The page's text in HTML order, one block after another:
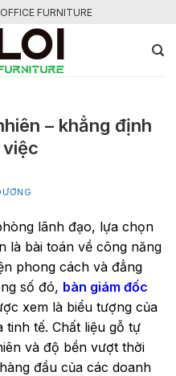
FURNITURE
– khẳng định
việc
lãnh đạo, lựa chọn
là bài toán về công năng
phong cách và đẳng
số đó, bàn giám đốc
xem là biểu tượng của
tế. Chất liệu gỗ tự
và độ bền vượt thời
đầu của các doanh